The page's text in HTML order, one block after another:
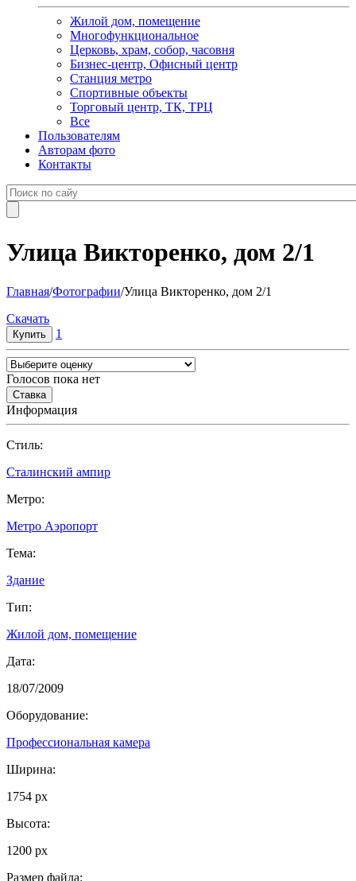
Жилой дом, помещение
Многофункциональное
Церковь, храм, собор, часовня
Бизнес-центр, Офисный центр
Станция метро
Спортивные объекты
Торговый центр, ТК, ТРЦ
Все
Пользователям
Авторам фото
Контакты
Улица Викторенко, дом 2/1
Главная/Фотографии/Улица Викторенко, дом 2/1
Cкачать
1
Голосов пока нет
Информация
Cтиль:
Сталинский ампир
Метро:
Метро Аэропорт
Тема:
Здание
Тип:
Жилой дом, помещение
Дата:
18/07/2009
Оборудование:
Профессиональная камера
Ширина:
1754 px
Высота:
1200 px
Размер файла: